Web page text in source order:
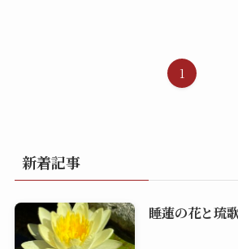
1
新着記事
睡蓮の花と琉